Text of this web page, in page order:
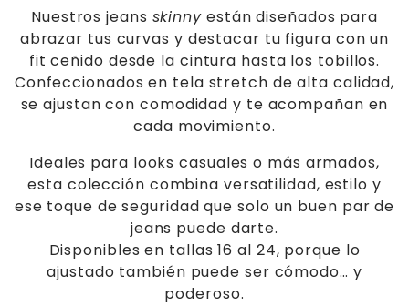
c
c
i
ó
:
Nuestros jeans skinny están diseñados para
abrazar tus curvas y destacar tu figura con un
fit ceñido desde la cintura hasta los tobillos.
Confeccionados en tela stretch de alta calidad,
se ajustan con comodidad y te acompañan en
cada movimiento.
Ideales para looks casuales o más armados,
esta colección combina versatilidad, estilo y
ese toque de seguridad que solo un buen par de
jeans puede darte.
Disponibles en tallas 16 al 24, porque lo
ajustado también puede ser cómodo… y
poderoso.